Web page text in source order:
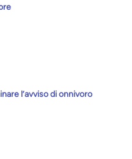
l’avviso di onnivoro